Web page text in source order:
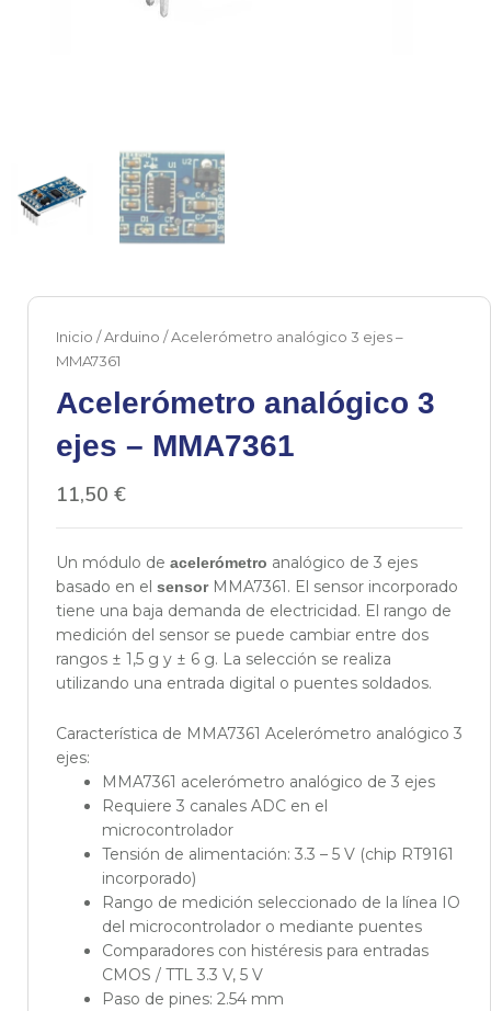
Inicio /Arduino / Acelerómetro analógico 3 ejes –
MMA7361
Acelerómetro analógico 3
ejes – MMA7361
11,50 €
Un módulo de acelerómetro analógico de 3 ejes
basado en el sensorMMA7361. El sensor incorporado
tiene una baja demanda de electricidad. El rango de
medición del sensor se puede cambiar entre dos
rangos ± 1,5 g y ± 6 g. La selección se realiza
utilizando una entrada digital o puentes soldados.
Característica de MMA7361 Acelerómetro analógico 3
ejes:
MMA7361 acelerómetro analógico de 3 ejes
Requiere 3 canales ADC en el
microcontrolador
Tensión de alimentación: 3.3 – 5 V (chip RT9161
incorporado)
Rango de medición seleccionado de la línea IO
del microcontrolador o mediante puentes
Comparadores con histéresis para entradas
CMOS / TTL 3.3 V, 5 V
Paso de pines: 2.54 mm